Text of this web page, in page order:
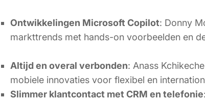
Ontwikkelingen Microsoft Copilot: Donny
markttrends met hands-on voorbeelden en
Altijd en overal verbonden: Anass
mobiele innovaties voor flexibel en
Slimmer klantcontact met CRM en telefonie